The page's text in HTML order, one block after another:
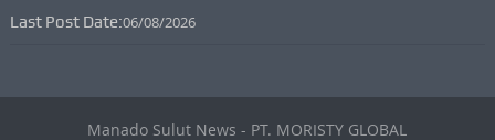
Last Post Date:06/08/2026
Manado Sulut News - PT. MORISTY GLOBAL